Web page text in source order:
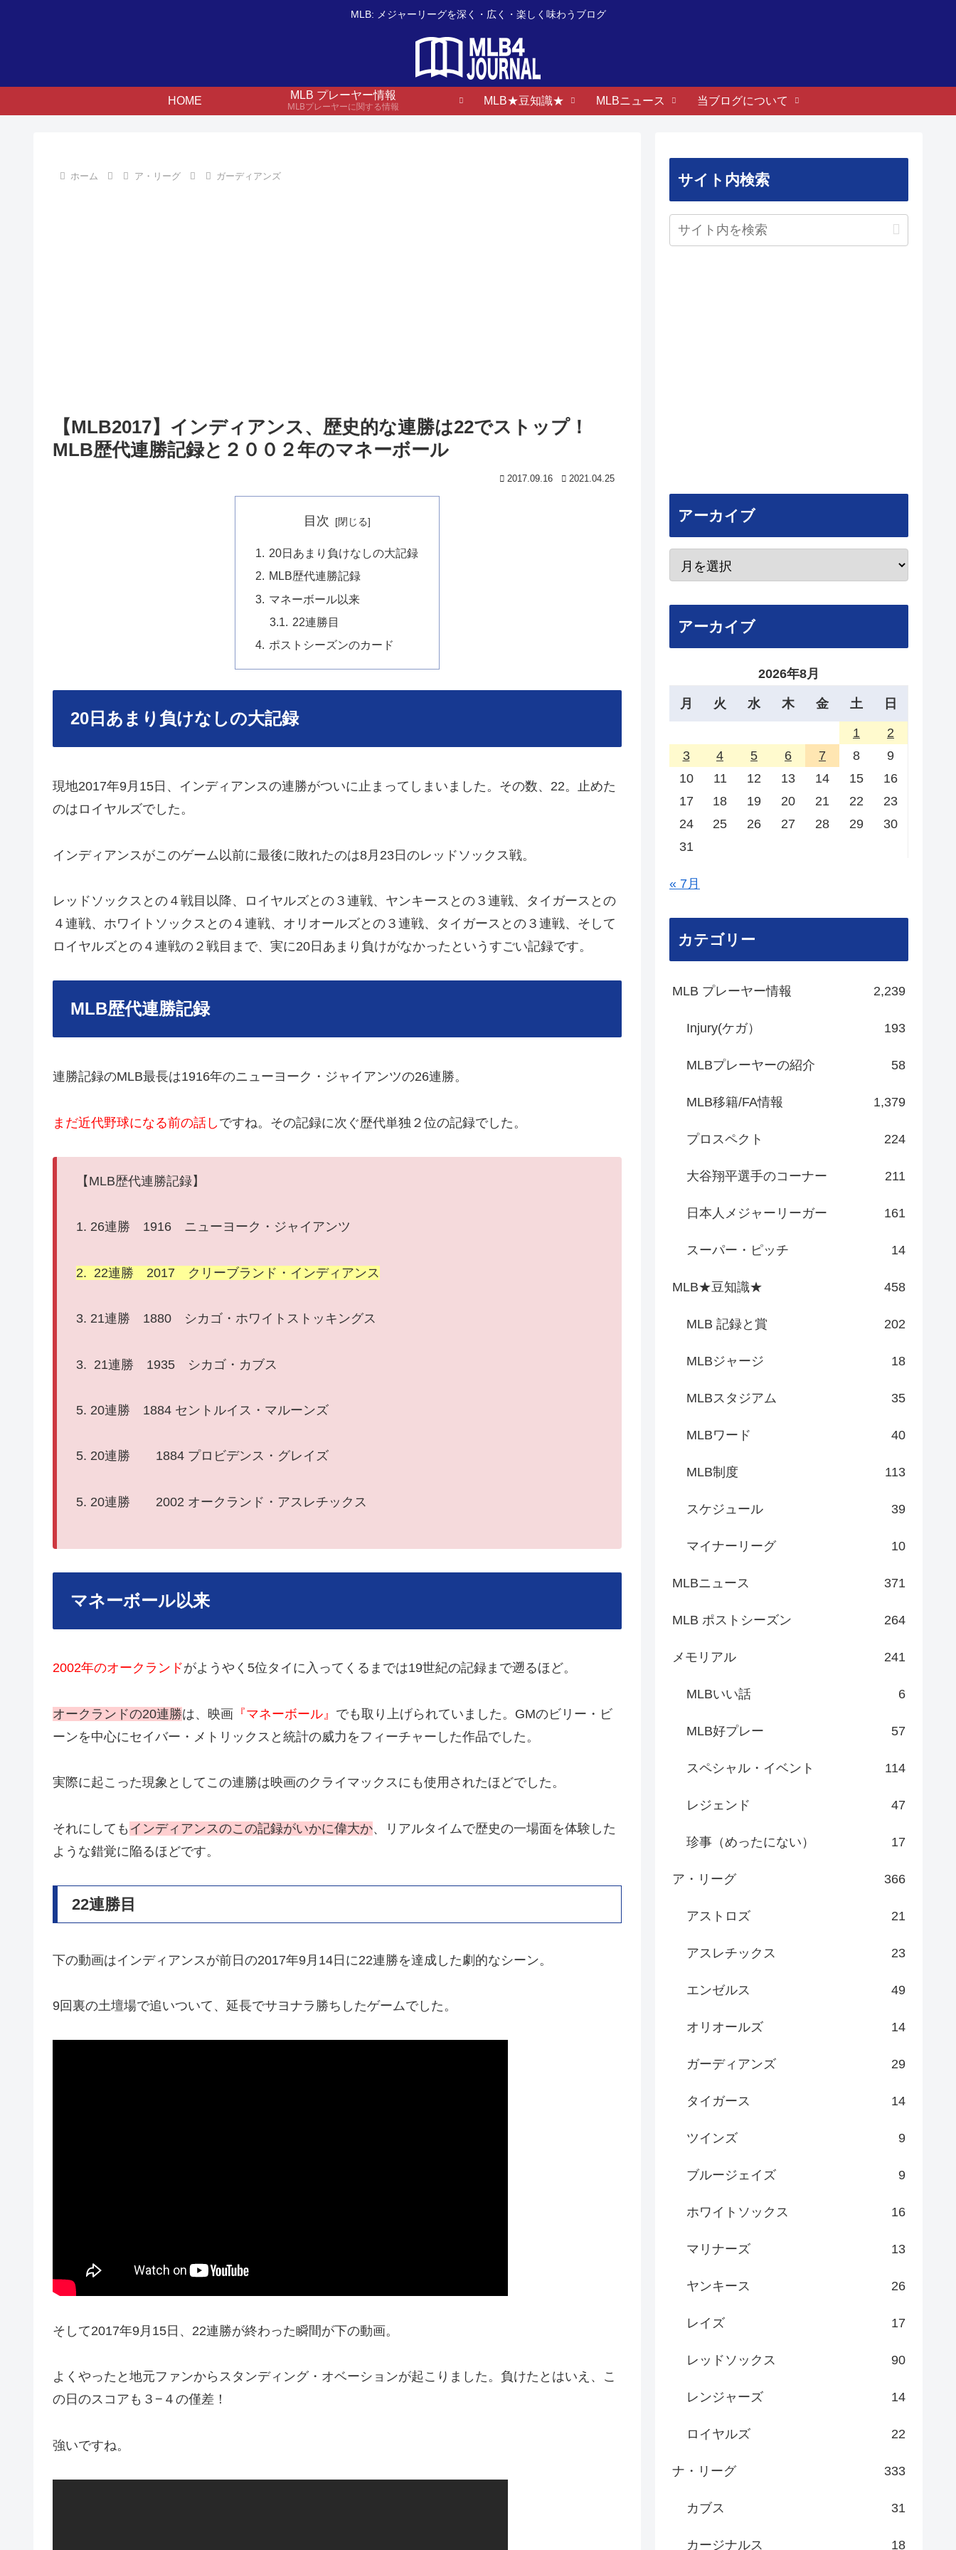
MLB: メジャーリーグを深く・広く・楽しく味わうブログ
HOME
MLB プレーヤー情報
MLBプレーヤーに関する情報
MLB★豆知識★ MLBニュース 当ブログについて
ホーム ア・リーグ ガーディアンズ
【MLB2017】インディアンス、歴史的な連勝は22でストップ！
MLB歴代連勝記録と２００２年のマネーボール
2017.09.16 2021.04.25
目次
20日あまり負けなしの大記録
MLB歴代連勝記録
マネーボール以来
22連勝目
ポストシーズンのカード
20日あまり負けなしの大記録
現地2017年9月15日、インディアンスの連勝がついに止まってしまいました。その数、22。止めた
のはロイヤルズでした。
インディアンスがこのゲーム以前に最後に敗れたのは8月23日のレッドソックス戦。
レッドソックスとの４戦目以降、ロイヤルズとの３連戦、ヤンキースとの３連戦、タイガースとの
４連戦、ホワイトソックスとの４連戦、オリオールズとの３連戦、タイガースとの３連戦、そして
ロイヤルズとの４連戦の２戦目まで、実に20日あまり負けがなかったというすごい記録です。
MLB歴代連勝記録
連勝記録のMLB最長は1916年のニューヨーク・ジャイアンツの26連勝。
まだ近代野球になる前の話し ですね。その記録に次ぐ歴代単独２位の記録でした。
【MLB歴代連勝記録】
1. 26連勝 1916 ニューヨーク・ジャイアンツ
2. 22連勝 2017 クリーブランド・インディアンス
3. 21連勝 1880 シカゴ・ホワイトストッキングス
3. 21連勝 1935 シカゴ・カブス
5. 20連勝 1884 セントルイス・マルーンズ
5. 20連勝 1884 プロビデンス・グレイズ
5. 20連勝 2002 オークランド・アスレチックス
マネーボール以来
2002年のオークランドがようやく5位タイに入ってくるまでは19世紀の記録まで遡るほど。
オークランドの20連勝は、映画 『マネーボール』 でも取り上げられていました。GMのビリー・ビ
ーンを中心にセイバー・メトリックスと統計の威力をフィーチャーした作品でした。
実際に起こった現象としてこの連勝は映画のクライマックスにも使用されたほどでした。
それにしても インディアンスのこの記録がいかに偉大か、リアルタイムで歴史の一場面を体験した
ような錯覚に陥るほどです。
22連勝目
下の動画はインディアンスが前日の2017年9月14日に22連勝を達成した劇的なシーン。
9回裏の土壇場で追いついて、延長でサヨナラ勝ちしたゲームでした。
そして2017年9月15日、22連勝が終わった瞬間が下の動画。
よくやったと地元ファンからスタンディング・オベーションが起こりました。負けたとはいえ、こ
の日のスコアも３−４の僅差！
強いですね。
サイト内検索
アーカイブ
アーカイブ
2026年8月
月 火 水 木 金 土 日
1
2
3
4 5 6 7 8
9
10
11 12 13 14 15
16
17
18 19 20 21 22
23
24
25 26 27 28 29
30
31
« 7月
カテゴリー
MLB プレーヤー情報 2,239
Injury(ケガ） 193
MLBプレーヤーの紹介 58
MLB移籍/FA情報 1,379
プロスペクト 224
大谷翔平選手のコーナー 211
日本人メジャーリーガー 161
スーパー・ピッチ 14
MLB★豆知識★ 458
MLB 記録と賞 202
MLBジャージ 18
MLBスタジアム 35
MLBワード 40
MLB制度 113
スケジュール 39
マイナーリーグ 10
MLBニュース 371
MLB ポストシーズン 264
メモリアル 241
MLBいい話 6
MLB好プレー 57
スペシャル・イベント 114
レジェンド 47
珍事（めったにない） 17
ア・リーグ 366
アストロズ 21
アスレチックス 23
エンゼルス 49
オリオールズ 14
ガーディアンズ 29
タイガース 14
ツインズ 9
ブルージェイズ 9
ホワイトソックス 16
マリナーズ 13
ヤンキース 26
レイズ 17
レッドソックス 90
レンジャーズ 14
ロイヤルズ 22
ナ・リーグ 333
カブス 31
カージナルス 18